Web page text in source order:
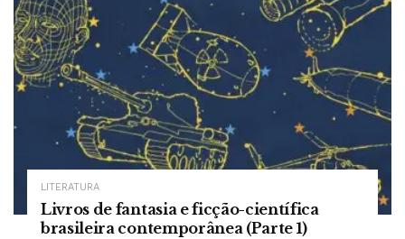
LITERATURA
Livros de fantasia e ficção-científica
brasileira contemporânea (Parte 1)